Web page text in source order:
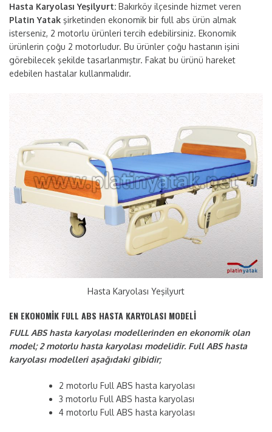
Hasta Karyolası Yeşilyurt: Bakırköy ilçesinde hizmet veren
Platin Yatak şirketinden ekonomik bir full abs ürün almak
isterseniz, 2 motorlu ürünleri tercih edebilirsiniz. Ekonomik
ürünlerin çoğu 2 motorludur. Bu ürünler çoğu hastanın işini
görebilecek şekilde tasarlanmıştır. Fakat bu ürünü hareket
edebilen hastalar kullanmalıdır.
Hasta Karyolası Yeşilyurt
EN EKONOMİK FULL ABS HASTA KARYOLASI MODELİ
FULL ABS hasta karyolası modellerinden en ekonomik olan
model; 2 motorlu hasta karyolası modelidir. Full ABS hasta
karyolası modelleri aşağıdaki gibidir;
2 motorlu Full ABS hasta karyolası
3 motorlu Full ABS hasta karyolası
4 motorlu Full ABS hasta karyolası